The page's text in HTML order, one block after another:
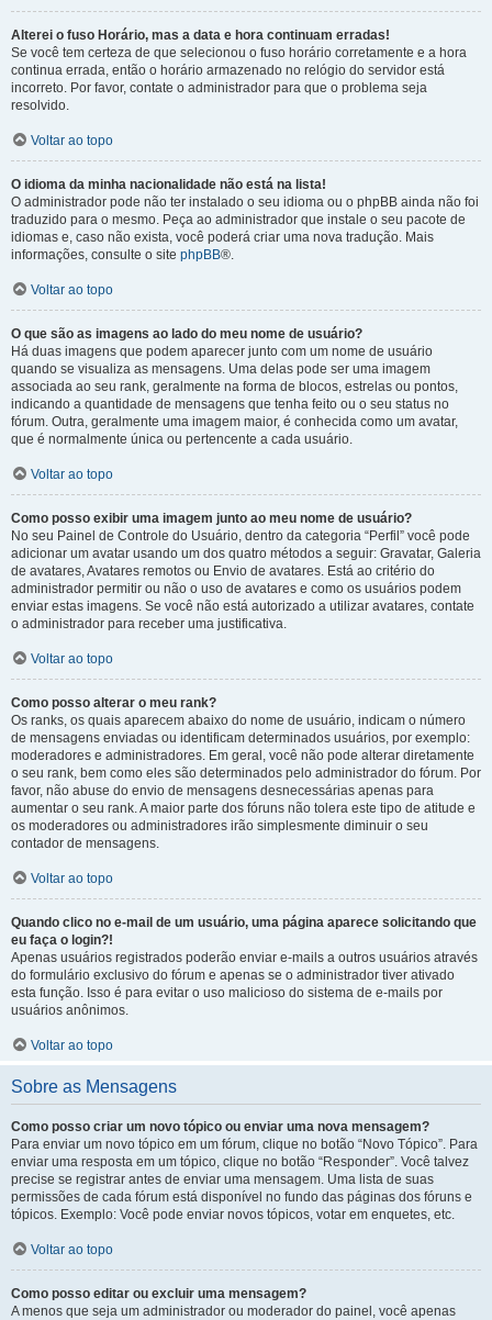
Alterei o fuso Horário, mas a data e hora continuam erradas!
Se você tem certeza de que selecionou o fuso horário corretamente e a hora
continua errada, então o horário armazenado no relógio do servidor está
incorreto. Por favor, contate o administrador para que o problema seja
resolvido.
Voltar ao topo
O idioma da minha nacionalidade não está na lista!
O administrador pode não ter instalado o seu idioma ou o phpBB ainda não foi
traduzido para o mesmo. Peça ao administrador que instale o seu pacote de
idiomas e, caso não exista, você poderá criar uma nova tradução. Mais
informações, consulte o site phpBB®.
Voltar ao topo
O que são as imagens ao lado do meu nome de usuário?
Há duas imagens que podem aparecer junto com um nome de usuário
quando se visualiza as mensagens. Uma delas pode ser uma imagem
associada ao seu rank, geralmente na forma de blocos, estrelas ou pontos,
indicando a quantidade de mensagens que tenha feito ou o seu status no
fórum. Outra, geralmente uma imagem maior, é conhecida como um avatar,
que é normalmente única ou pertencente a cada usuário.
Voltar ao topo
Como posso exibir uma imagem junto ao meu nome de usuário?
No seu Painel de Controle do Usuário, dentro da categoria “Perfil” você pode
adicionar um avatar usando um dos quatro métodos a seguir: Gravatar, Galeria
de avatares, Avatares remotos ou Envio de avatares. Está ao critério do
administrador permitir ou não o uso de avatares e como os usuários podem
enviar estas imagens. Se você não está autorizado a utilizar avatares, contate
o administrador para receber uma justificativa.
Voltar ao topo
Como posso alterar o meu rank?
Os ranks, os quais aparecem abaixo do nome de usuário, indicam o número
de mensagens enviadas ou identificam determinados usuários, por exemplo:
moderadores e administradores. Em geral, você não pode alterar diretamente
o seu rank, bem como eles são determinados pelo administrador do fórum. Por
favor, não abuse do envio de mensagens desnecessárias apenas para
aumentar o seu rank. A maior parte dos fóruns não tolera este tipo de atitude e
os moderadores ou administradores irão simplesmente diminuir o seu
contador de mensagens.
Voltar ao topo
Quando clico no e-mail de um usuário, uma página aparece solicitando que
eu faça o login?!
Apenas usuários registrados poderão enviar e-mails a outros usuários através
do formulário exclusivo do fórum e apenas se o administrador tiver ativado
esta função. Isso é para evitar o uso malicioso do sistema de e-mails por
usuários anônimos.
Voltar ao topo
Sobre as Mensagens
Como posso criar um novo tópico ou enviar uma nova mensagem?
Para enviar um novo tópico em um fórum, clique no botão “Novo Tópico”. Para
enviar uma resposta em um tópico, clique no botão “Responder”. Você talvez
precise se registrar antes de enviar uma mensagem. Uma lista de suas
permissões de cada fórum está disponível no fundo das páginas dos fóruns e
tópicos. Exemplo: Você pode enviar novos tópicos, votar em enquetes, etc.
Voltar ao topo
Como posso editar ou excluir uma mensagem?
A menos que seja um administrador ou moderador do painel, você apenas